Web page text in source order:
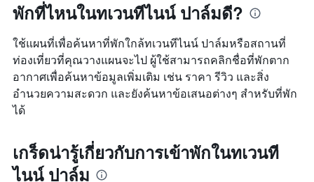
Y
1
แกน
แแส
ดง
ราคา
เฉลี่ย
ของ
ห้อง
พักที่ไหนในทเวนทีไนน์ ปาล์มดี?
ใช้แผนที่เพื่อค้นหาที่พักใกล้ทเวนทีไนน์ ปาล์มหรือสถานที่
ท่องเที่ยวที่คุณวางแผนจะไป ผู้ใช้สามารถคลิกชื่อที่พักตาก
อากาศเพื่อค้นหาข้อมูลเพิ่มเติม เช่น ราคา รีวิว และสิ่ง
อำนวยความสะดวก และยังค้นหาข้อเสนอต่างๆ สำหรับที่พัก
ได้
เกร็ดน่ารู้เกี่ยวกับการเข้าพักในทเวนที
ไนน์ ปาล์ม